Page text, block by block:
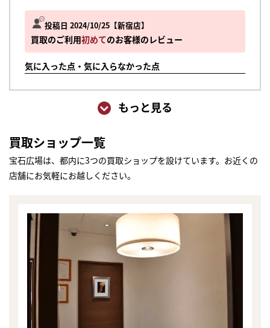
投稿日 2024/10/25 新宿店
買取のご利用初めてのお客様のレビュー
気に入った点・気に入らなかった点
もっと見る
買取ショップ一覧
宝石広場は、都内に3つの買取ショップを設けています。お近くの
店舗にお気軽にお越しください。